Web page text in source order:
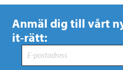
Anmäl dig till vårt
it-rätt: